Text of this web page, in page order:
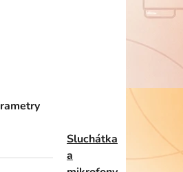
Sluchátka
a